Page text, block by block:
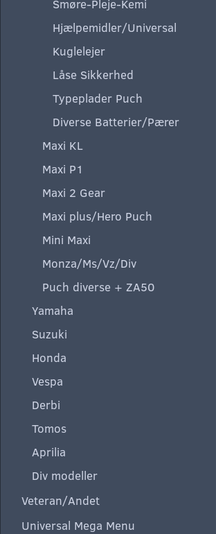
Smøre-Pleje-Kemi
Hjælpemidler/Universal
Kuglelejer
Låse Sikkerhed
Typeplader Puch
Diverse Batterier/Pærer
Maxi KL
Maxi P1
Maxi 2 Gear
Maxi plus/Hero Puch
Mini Maxi
Monza/Ms/Vz/Div
Puch diverse + ZA50
Yamaha
Suzuki
Honda
Vespa
Derbi
Tomos
Aprilia
Div modeller
Veteran/Andet
Universal Mega Menu